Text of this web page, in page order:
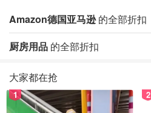
Amazon德国亚马逊的全部折扣
厨房用品 的全部折扣
大家都在抢
1 2